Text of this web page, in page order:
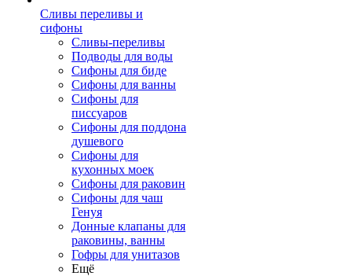
Сливы переливы и
сифоны
Сливы-переливы
Подводы для воды
Сифоны для биде
Сифоны для ванны
Сифоны для
писсуаров
Сифоны для поддона
душевого
Сифоны для
кухонных моек
Сифоны для раковин
Сифоны для чаш
Генуя
Донные клапаны для
раковины, ванны
Гофры для унитазов
Ещё